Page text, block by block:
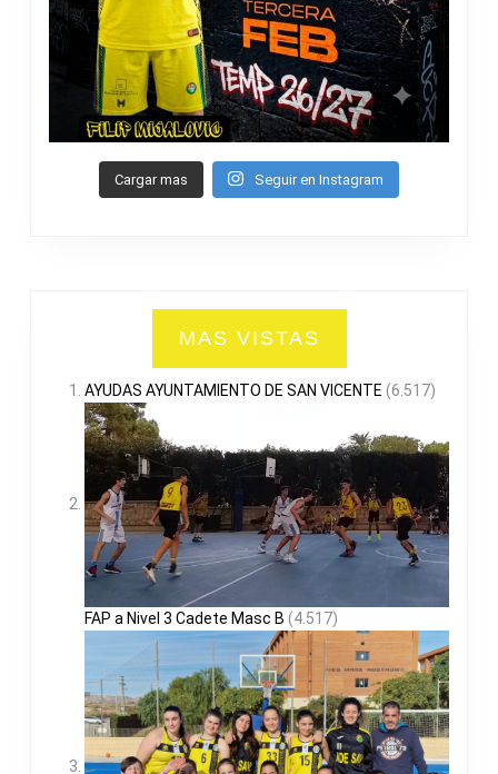
Cargar mas Seguir en Instagram
MAS VISTAS
AYUDAS AYUNTAMIENTO DE SAN VICENTE (6.517)
FAP a Nivel 3 Cadete Masc B (4.517)